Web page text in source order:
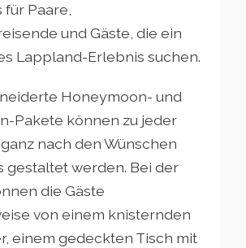
Paare,
und Gäste, die ein
Lappland-Erlebnis suchen.
Honeymoon- und
Pakete können zu jeder
nach den Wünschen
gestaltet werden. Bei der
die Gäste
von einem knisternden
einem gedeckten Tisch mit